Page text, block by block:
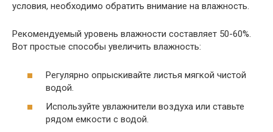
условия, необходимо обратить внимание на влажность.
Рекомендуемый уровень влажности составляет 50-60%.
Вот простые способы увеличить влажность:
Регулярно опрыскивайте листья мягкой чистой
водой.
Используйте увлажнители воздуха или ставьте
рядом емкости с водой.